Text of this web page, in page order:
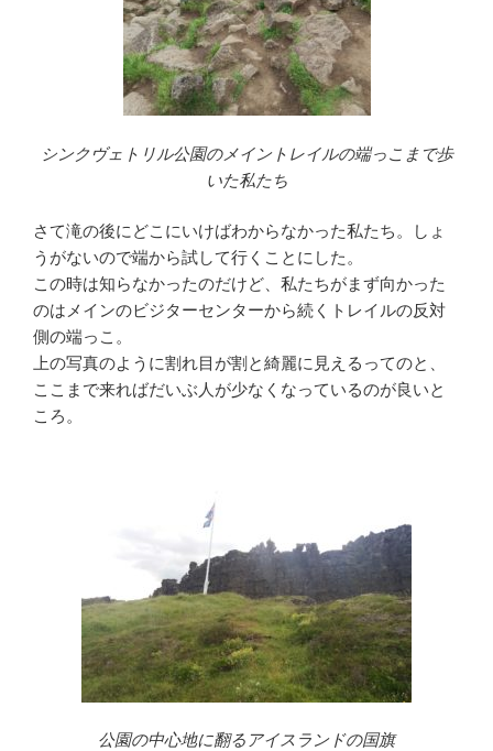
シンクヴェトリル公園のメイントレイルの端っこまで歩
いた私たち
さて滝の後にどこにいけばわからなかった私たち。しょ
うがないので端から試して行くことにした。
この時は知らなかったのだけど、私たちがまず向かった
のはメインのビジターセンターから続くトレイルの反対
側の端っこ。
上の写真のように割れ目が割と綺麗に見えるってのと、
ここまで来ればだいぶ人が少なくなっているのが良いと
ころ。
公園の中心地に翻るアイスランドの国旗